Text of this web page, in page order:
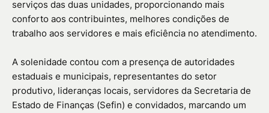
serviços das duas unidades, proporcionando mais
conforto aos contribuintes, melhores condições de
trabalho aos servidores e mais eficiência no atendimento.
A solenidade contou com a presença de autoridades
estaduais e municipais, representantes do setor
produtivo, lideranças locais, servidores da Secretaria de
Estado de Finanças (Sefin) e convidados, marcando um